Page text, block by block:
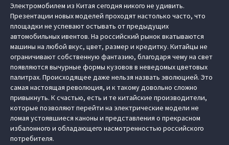
Электромобилем из Китая сегодня никого не удивить.
Презентации новых моделей проходят настолько часто, что
площадки не успевают остывать от предыдущих
автомобильных ивентов. На российский рынок вкатываются
машины на любой вкус, цвет, размер и кредитку. Китайцы не
ограничивают собственную фантазию, благодаря чему на свет
появляются вычурные формы кузовов в неведомых цветовых
палитрах. Происходящее даже нельзя назвать эволюцией. Это
самая настоящая революция, и к такому довольно сложно
привыкнуть. К счастью, есть и те китайские производители,
которые позволяют перейти на электрические модели не
ломая устоявшиеся каноны и представления о прекрасном
избалонного и обладающего насмотренностью российского
потребителя.